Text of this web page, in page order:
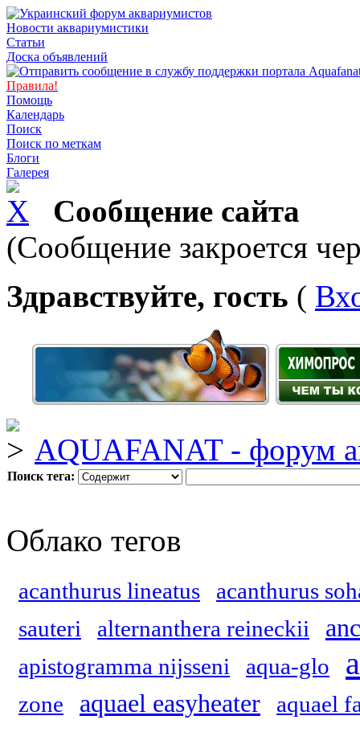
Новости аквариумистики
Статьи
Доска объявлений
Правила!
Помощь
Календарь
Поиск
Поиск по меткам
Блоги
Галерея
Сообщение сайта
(Сообщение закроется
Здравствуйте, гость (
AQUAFANAT - форум
Поиск тега:
Облако тегов
acanthurus lineatus
acanthurus
sauteri
alternanthera reineckii
apistogramma nijsseni aqua-glo
zone aquael easyheater
aquael